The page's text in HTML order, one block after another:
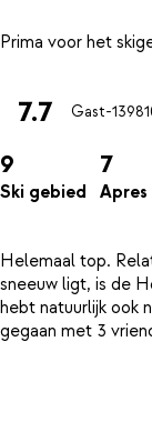
7.7 Gast-1398
9
Ski gebied
7
Apres
Helemaal top.
sneeuw ligt, is de
hebt natuurlijk ook